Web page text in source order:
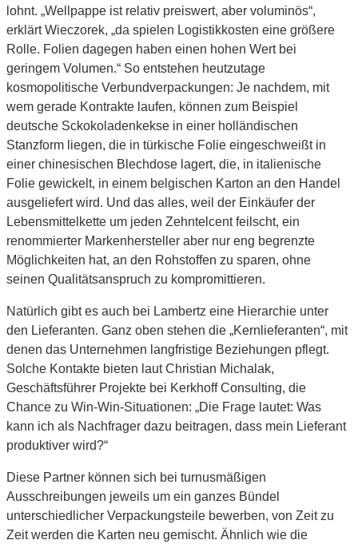
lohnt. „Wellpappe ist relativ preiswert, aber voluminös“,
erklärt Wieczorek, „da spielen Logistikkosten eine größere
Rolle. Folien dagegen haben einen hohen Wert bei
geringem Volumen.“ So entstehen heutzutage
kosmopolitische Verbundverpackungen: Je nachdem, mit
wem gerade Kontrakte laufen, können zum Beispiel
deutsche Sckokoladenkekse in einer holländischen
Stanzform liegen, die in türkische Folie eingeschweißt in
einer chinesischen Blechdose lagert, die, in italienische
Folie gewickelt, in einem belgischen Karton an den Handel
ausgeliefert wird. Und das alles, weil der Einkäufer der
Lebensmittelkette um jeden Zehntelcent feilscht, ein
renommierter Markenhersteller aber nur eng begrenzte
Möglichkeiten hat, an den Rohstoffen zu sparen, ohne
seinen Qualitätsanspruch zu kompromittieren.
Natürlich gibt es auch bei Lambertz eine Hierarchie unter
den Lieferanten. Ganz oben stehen die „Kernlieferanten“, mit
denen das Unternehmen langfristige Beziehungen pflegt.
Solche Kontakte bieten laut Christian Michalak,
Geschäftsführer Projekte bei Kerkhoff Consulting, die
Chance zu Win-Win-Situationen: „Die Frage lautet: Was
kann ich als Nachfrager dazu beitragen, dass mein Lieferant
produktiver wird?“
Diese Partner können sich bei turnusmäßigen
Ausschreibungen jeweils um ein ganzes Bündel
unterschiedlicher Verpackungsteile bewerben, von Zeit zu
Zeit werden die Karten neu gemischt. Ähnlich wie die